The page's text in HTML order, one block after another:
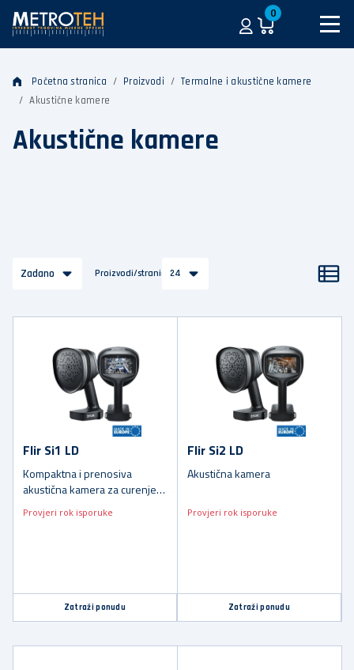
0
Početna stranica Proizvodi
Termalne i akustične kamere
Akustične kamere
Akustične kamere
Zadano Proizvodi/stranica24
Flir Si1 LD
Kompaktna i prenosiva
akustična kamera za curenje
komprimiranog zraka i vakuma
Provjeri rok isporuke
Zatraži ponudu
Flir Si2 LD
Akustična kamera
Provjeri rok isporuke
Zatraži ponudu